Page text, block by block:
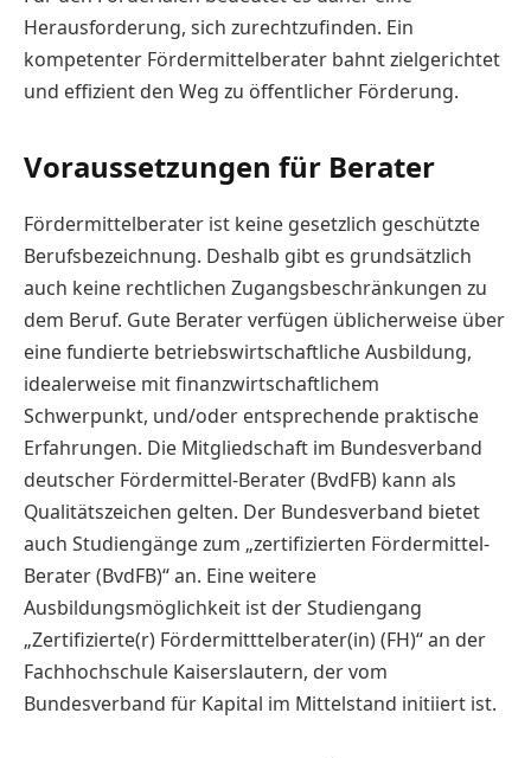
Herausforderung, sich zurechtzufinden. Ein
kompetenter Fördermittelberater bahnt zielgerichtet
und effizient den Weg zu öffentlicher Förderung.
Voraussetzungen für Berater
Fördermittelberater ist keine gesetzlich geschützte
Berufsbezeichnung. Deshalb gibt es grundsätzlich
auch keine rechtlichen Zugangsbeschränkungen zu
dem Beruf. Gute Berater verfügen üblicherweise über
eine fundierte betriebswirtschaftliche Ausbildung,
idealerweise mit finanzwirtschaftlichem
Schwerpunkt, und/oder entsprechende praktische
Erfahrungen. Die Mitgliedschaft im Bundesverband
deutscher Fördermittel-Berater (BvdFB) kann als
Qualitätszeichen gelten. Der Bundesverband bietet
auch Studiengänge zum „zertifizierten Fördermittel-
Berater (BvdFB)“ an. Eine weitere
Ausbildungsmöglichkeit ist der Studiengang
„Zertifizierte(r) Fördermitttelberater(in) (FH)“ an der
Fachhochschule Kaiserslautern, der vom
Bundesverband für Kapital im Mittelstand initiiert ist.